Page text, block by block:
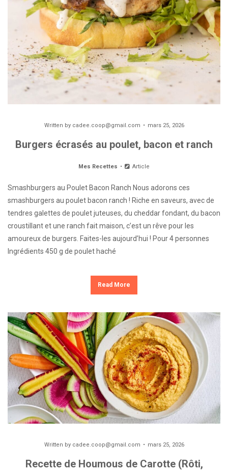
Written by cadee.coop@gmail.com mars 25, 2026
Burgers écrasés au poulet, bacon et ranch
Mes Recettes Article
Smashburgers au Poulet Bacon Ranch Nous adorons ces
smashburgers au poulet bacon ranch ! Riche en saveurs, avec de
tendres galettes de poulet juteuses, du cheddar fondant, du bacon
croustillant et une ranch fait maison, c’est un rêve pour les
amoureux de burgers. Faites-les aujourd’hui ! Pour 4 personnes
Ingrédients 450 g de poulet haché
Read More
Written by cadee.coop@gmail.com mars 25, 2026
Recette de Houmous de Carotte (Rôti,